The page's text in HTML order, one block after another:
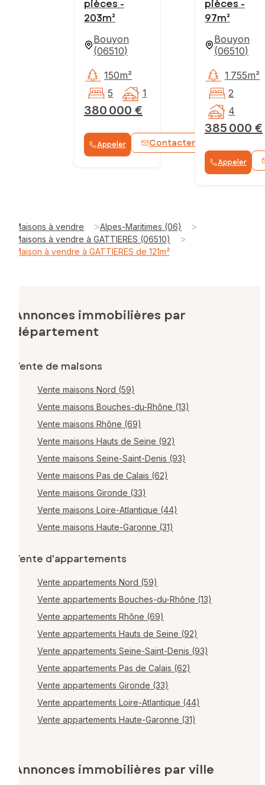
pièces -
203m²
Bouyon
(06510)
380 000 €
150m²
5
1
Appeler Contacter
pièces -
97m²
Bouyon
(06510)
385 000 €
1 755m²
2
4
Appeler
Maisons à vendre >Alpes-Maritimes (06) >
Maisons à vendre à GATTIERES (06510) >
Maison à vendre à GATTIERES de 121m²
Annonces immobilières par
département
Vente de maisons
Vente maisons Nord (59)
Vente maisons Bouches-du-Rhône (13)
Vente maisons Rhône (69)
Vente maisons Hauts de Seine (92)
Vente maisons Seine-Saint-Denis (93)
Vente maisons Pas de Calais (62)
Vente maisons Gironde (33)
Vente maisons Loire-Atlantique (44)
Vente maisons Haute-Garonne (31)
Vente d'appartements
Vente appartements Nord (59)
Vente appartements Bouches-du-Rhône (13)
Vente appartements Rhône (69)
Vente appartements Hauts de Seine (92)
Vente appartements Seine-Saint-Denis (93)
Vente appartements Pas de Calais (62)
Vente appartements Gironde (33)
Vente appartements Loire-Atlantique (44)
Vente appartements Haute-Garonne (31)
Annonces immobilières par ville